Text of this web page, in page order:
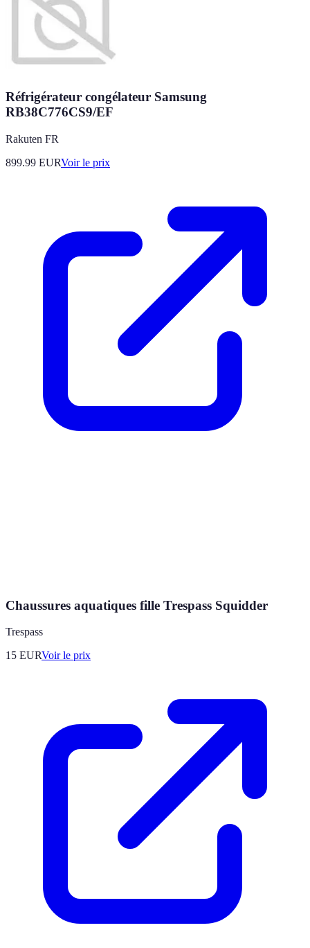
Réfrigérateur congélateur Samsung
RB38C776CS9/EF
Rakuten FR
899.99 EURVoir le prix
Chaussures aquatiques fille Trespass Squidder
Trespass
15 EURVoir le prix